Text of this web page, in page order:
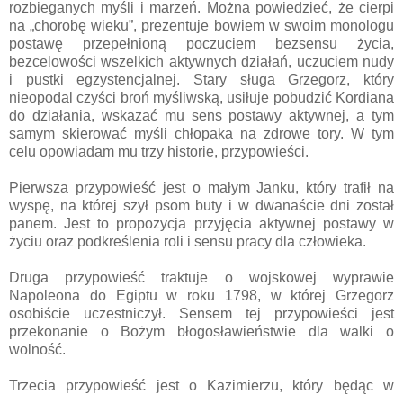
rozbieganych myśli i marzeń. Można powiedzieć, że cierpi
na „chorobę wieku”, prezentuje bowiem w swoim monologu
postawę przepełnioną poczuciem bezsensu życia,
bezcelowości wszelkich aktywnych działań, uczuciem nudy
i pustki egzystencjalnej. Stary sługa Grzegorz, który
nieopodal czyści broń myśliwską, usiłuje pobudzić Kordiana
do działania, wskazać mu sens postawy aktywnej, a tym
samym skierować myśli chłopaka na zdrowe tory. W tym
celu opowiadam mu trzy historie, przypowieści.
Pierwsza przypowieść jest o małym Janku, który trafił na
wyspę, na której szył psom buty i w dwanaście dni został
panem. Jest to propozycja przyjęcia aktywnej postawy w
życiu oraz podkreślenia roli i sensu pracy dla człowieka.
Druga przypowieść traktuje o wojskowej wyprawie
Napoleona do Egiptu w roku 1798, w której Grzegorz
osobiście uczestniczył. Sensem tej przypowieści jest
przekonanie o Bożym błogosławieństwie dla walki o
wolność.
Trzecia przypowieść jest o Kazimierzu, który będąc w